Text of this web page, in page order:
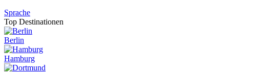
Sprache
Top Destinationen
Berlin
Hamburg